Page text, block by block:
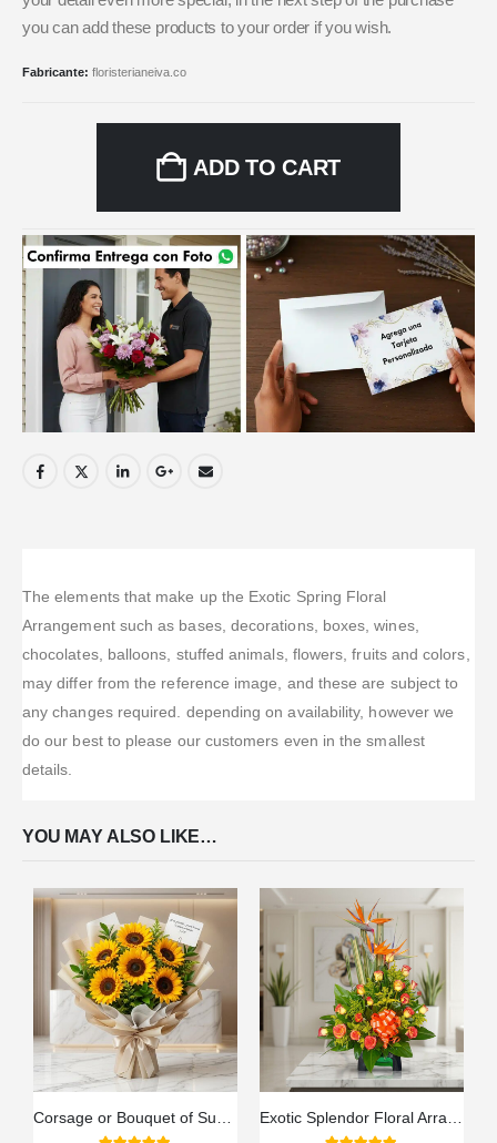
you can add these products to your order if you wish.
Fabricante: floristerianeiva.co
ADD TO CART
The elements that make up the Exotic Spring Floral
Arrangement such as bases, decorations, boxes, wines,
chocolates, balloons, stuffed animals, flowers, fruits and colors,
may differ from the reference image, and these are subject to
any changes required. depending on availability, however we
do our best to please our customers even in the smallest
details.
YOU MAY ALSO LIKE…